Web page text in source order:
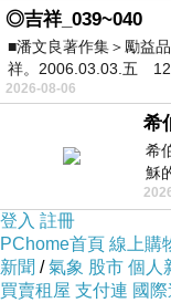
◎吉祥_039~040
■潘文良著作集＞勵益
祥。2006.03.03.五
2026-08-06
希
希
穌
我
登入 註冊
PChome首頁 線上購
新聞 /氣象 股市 個人
買賣租屋 支付連 國際